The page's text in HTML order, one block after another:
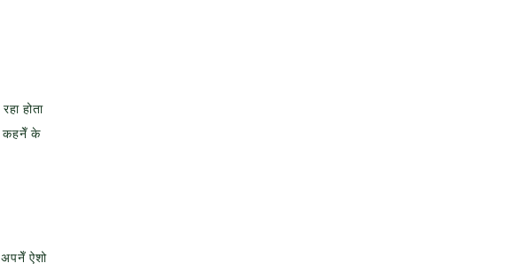
होता
कहनेँ के
ऐशो